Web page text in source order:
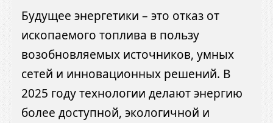
Будущее энергетики – это отказ от
ископаемого топлива в пользу
возобновляемых источников, умных
сетей и инновационных решений. В
2025 году технологии делают энергию
более доступной, экологичной и